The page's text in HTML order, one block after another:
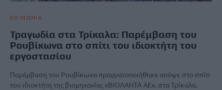
ΚΟΙΝΩΝΙΑ
Τραγωδία στα Τρίκαλα: Παρέμβαση του
Ρουβίκωνα στο σπίτι του ιδιοκτήτη του
εργοστασίου
Παρέμβαση του Ρουβίκωνα πραγματοποιήθηκε απόψε στο σπίτι
του ιδιοκτήτη της βιομηχανίας «ΒΙΟΛΑΝΤΑ ΑΕ», στα Τρίκαλα.